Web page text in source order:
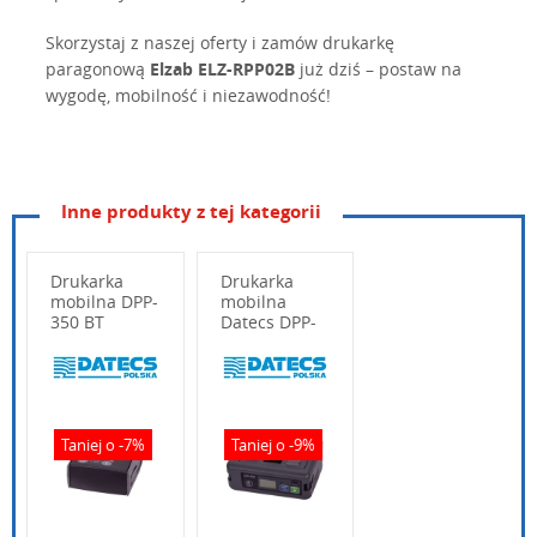
Skorzystaj z naszej oferty i zamów drukarkę
paragonową Elzab ELZ-RPP02B już dziś – postaw na
wygodę, mobilność i niezawodność!
Typ
Mobilna drukarka termiczna
Emulacja
ESC/POS
głowicy
50 km
Bezpieczny
upadek
Inne produkty z tej kategorii
Drukarka
mobilna DPP-
350 BT
Taniej o -7%
Drukarka
mobilna
Datecs DPP-
Taniej o -9%